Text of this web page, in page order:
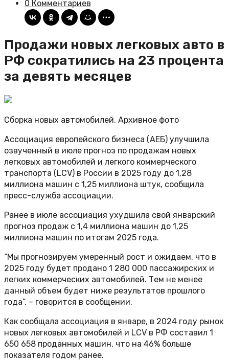
0 Комментариев
Продажи новых легковых авто в
РФ сократились на 23 процента
за девять месяцев
Сборка новых автомобилей. Архивное фото
Ассоциация европейского бизнеса (АЕБ) улучшила
озвученный в июле прогноз по продажам новых
легковых автомобилей и легкого коммерческого
транспорта (LCV) в России в 2025 году до 1,28
миллиона машин с 1,25 миллиона штук, сообщила
пресс-служба ассоциации.
Ранее в июле ассоциация ухудшила свой январский
прогноз продаж с 1,4 миллиона машин до 1,25
миллиона машин по итогам 2025 года.
“Мы прогнозируем умеренный рост и ожидаем, что в
2025 году будет продано 1 280 000 пассажирских и
легких коммерческих автомобилей. Тем не менее
данный объем будет ниже результатов прошлого
года”, – говорится в сообщении.
Как сообщала ассоциация в январе, в 2024 году рынок
новых легковых автомобилей и LCV в РФ составил 1
650 658 проданных машин, что на 46% больше
показателя годом ранее.